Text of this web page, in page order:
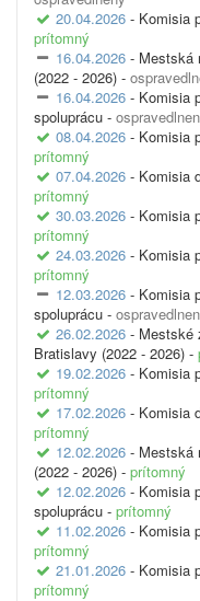
20.04.2026 - Komisia
prítomný
16.04.2026 - Mestská
(2022 - 2026) -
16.04.2026 - Komisia
spoluprácu -
08.04.2026 - Komisia
prítomný
07.04.2026 - Komisia
prítomný
30.03.2026 - Komisia
prítomný
24.03.2026 - Komisia
prítomný
12.03.2026 - Komisia
spoluprácu -
26.02.2026 - Mestské
Bratislavy (2022 - 2026) -
19.02.2026 - Komisia
prítomný
17.02.2026 - Komisia
prítomný
12.02.2026 - Mestská
(2022 - 2026) - prítomný
12.02.2026 - Komisia
spoluprácu - prítomný
11.02.2026 - Komisia
prítomný
21.01.2026 - Komisia
prítomný